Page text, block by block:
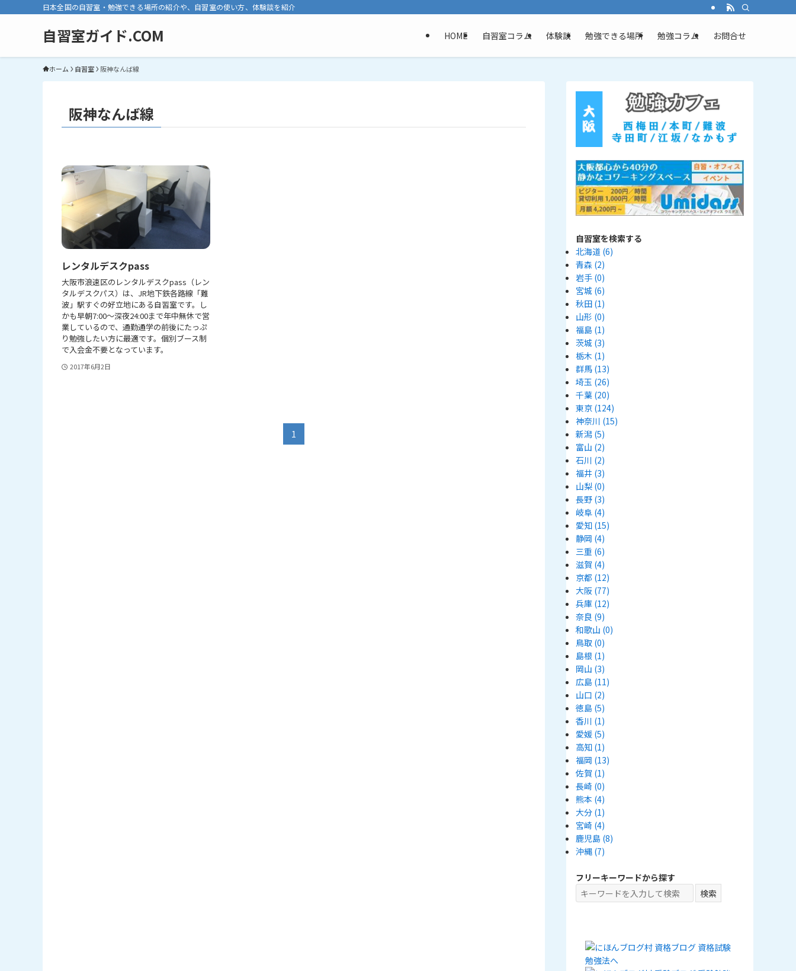
日本全国の自習室・勉強できる場所の紹介や、自習室の使い方、体験談を紹介
自習室ガイド.COM HOME 自習室コラム 体験談 勉強できる場所 勉強コラム お問合せ
ホーム 自習室 阪神なんば線
阪神なんば線
レンタルデスクpass
大阪市浪速区のレンタルデスクpass（レン
タルデスクパス）は、JR地下鉄各路線「難
波」駅すぐの好立地にある自習室です。し
かも早朝7:00～深夜24:00まで年中無休で営
業しているので、通勤通学の前後にたっぷ
り勉強したい方に最適です。個別ブース制
で入会金不要となっています。
2017年6月2日
1
自習室を検索する
北海道 (6)
青森 (2)
岩手 (0)
宮城 (6)
秋田 (1)
山形 (0)
福島 (1)
茨城 (3)
栃木 (1)
群馬 (13)
埼玉 (26)
千葉 (20)
東京 (124)
神奈川 (15)
新潟 (5)
富山 (2)
石川 (2)
福井 (3)
山梨 (0)
長野 (3)
岐阜 (4)
愛知 (15)
静岡 (4)
三重 (6)
滋賀 (4)
京都 (12)
大阪 (77)
兵庫 (12)
奈良 (9)
和歌山 (0)
鳥取 (0)
島根 (1)
岡山 (3)
広島 (11)
山口 (2)
徳島 (5)
香川 (1)
愛媛 (5)
高知 (1)
福岡 (13)
佐賀 (1)
長崎 (0)
熊本 (4)
大分 (1)
宮崎 (4)
鹿児島 (8)
沖縄 (7)
フリーキーワードから探す